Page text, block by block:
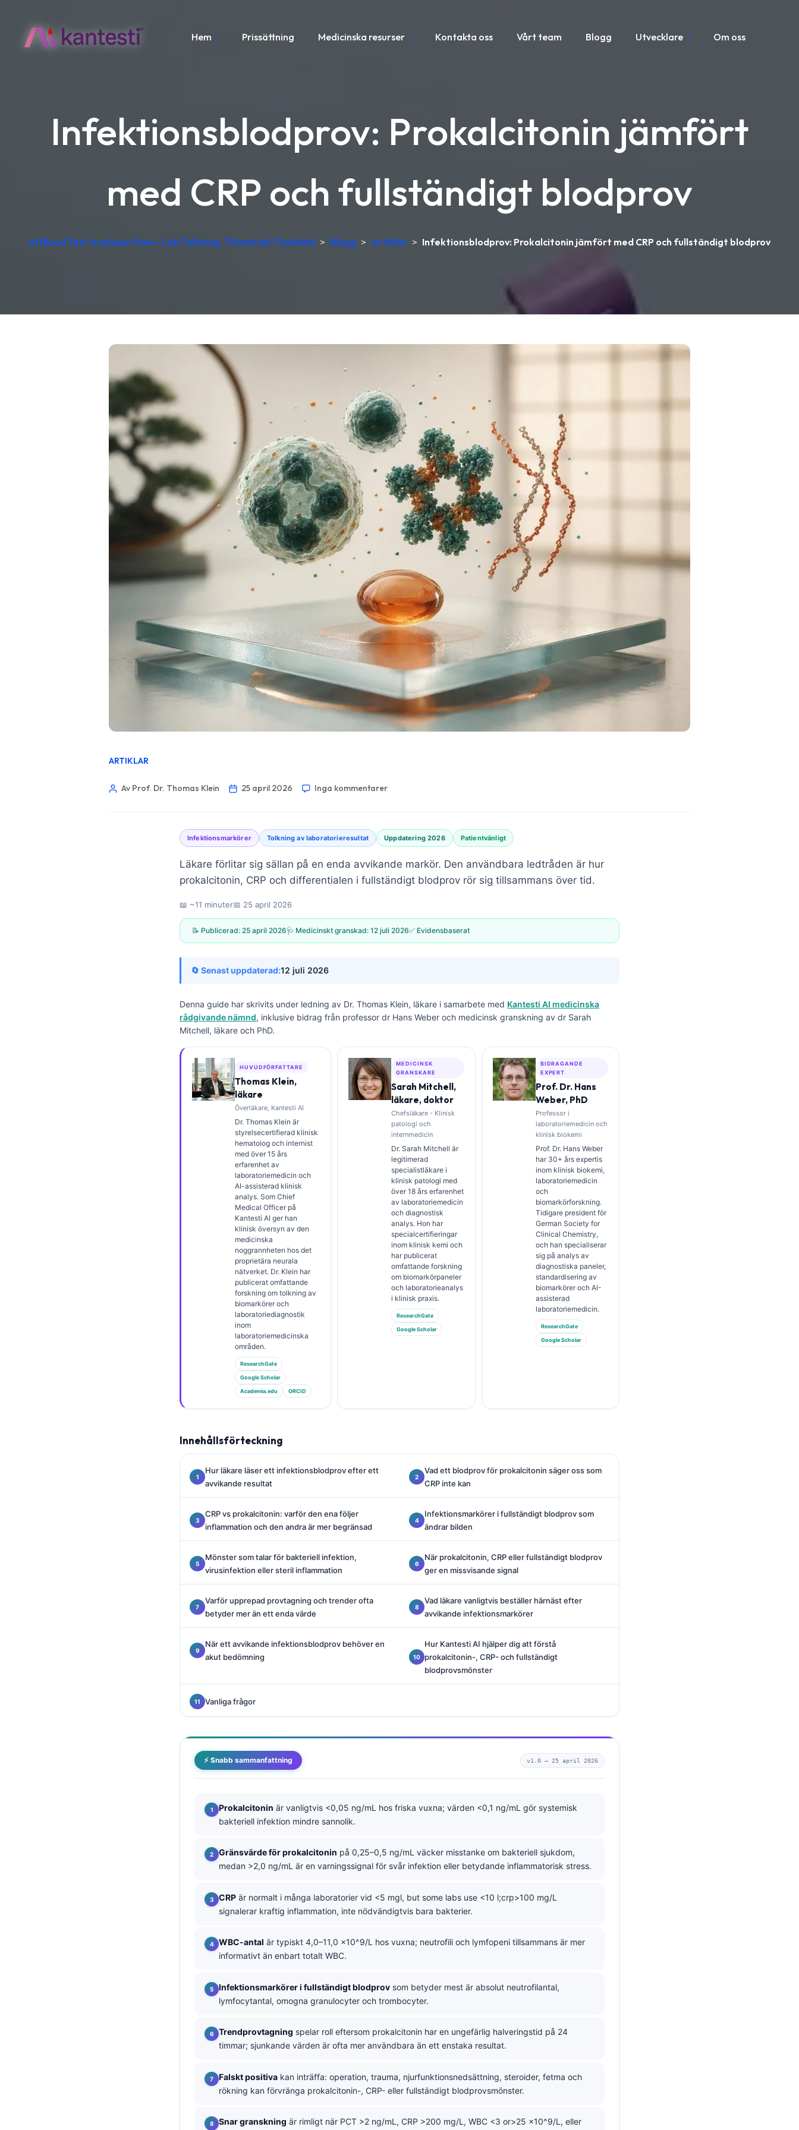
Hem Prissättning Medicinska resurser Kontakta oss Vårt team Blogg Utvecklare Om oss
Infektionsblodprov: Prokalcitonin jämfört
med CRP och fullständigt blodprov
AI Blood Test Analyzer Free – Lab Tolkning, Tillverkad i Tyskland > Blogg > Artiklar > Infektionsblodprov: Prokalcitonin jämfört med CRP och fullständigt blodprov
ARTIKLAR
Av Prof. Dr. Thomas Klein 25 april 2026 Inga kommentarer
Infektionsmarkörer Tolkning av laboratorieresultat Uppdatering 2026 Patientvänligt
Läkare förlitar sig sällan på en enda avvikande markör. Den användbara ledtråden är hur
prokalcitonin, CRP och differentialen i fullständigt blodprov rör sig tillsammans över tid.
📖 ~11 minuter📅 25 april 2026
📝 Publicerad: 25 april 2026🩺 Medicinskt granskad: 12 juli 2026✅ Evidensbaserat
🔄 Senast uppdaterad:12 juli 2026
Denna guide har skrivits under ledning av Dr. Thomas Klein, läkare i samarbete med Kantesti AI medicinska
rådgivande nämnd, inklusive bidrag från professor dr Hans Weber och medicinsk granskning av dr Sarah
Mitchell, läkare och PhD.
HUVUDFÖRFATTARE
Thomas Klein,
läkare
Överläkare, Kantesti AI
Dr. Thomas Klein är
styrelsecertifierad klinisk
hematolog och internist
med över 15 års
erfarenhet av
laboratoriemedicin och
AI-assisterad klinisk
analys. Som Chief
Medical Officer på
Kantesti AI ger han
klinisk översyn av den
medicinska
noggrannheten hos det
proprietära neurala
nätverket. Dr. Klein har
publicerat omfattande
forskning om tolkning av
biomarkörer och
laboratoriediagnostik
inom
laboratoriemedicinska
områden.
ResearchGate
Google Scholar
Academia.edu ORCID
MEDICINSK
GRANSKARE
Sarah Mitchell,
läkare, doktor
Chefsläkare - Klinisk
patologi och
internmedicin
Dr. Sarah Mitchell är
legitimerad
specialistläkare i
klinisk patologi med
över 18 års erfarenhet
av laboratoriemedicin
och diagnostisk
analys. Hon har
specialcertifieringar
inom klinisk kemi och
har publicerat
omfattande forskning
om biomarkörpaneler
och laboratorieanalys
i klinisk praxis.
ResearchGate
Google Scholar
BIDRAGANDE
EXPERT
Prof. Dr. Hans
Weber, PhD
Professor i
laboratoriemedicin och
klinisk biokemi
Prof. Dr. Hans Weber
har 30+ års expertis
inom klinisk biokemi,
laboratoriemedicin
och
biomarkörforskning.
Tidigare president för
German Society for
Clinical Chemistry,
och han specialiserar
sig på analys av
diagnostiska paneler,
standardisering av
biomarkörer och AI-
assisterad
laboratoriemedicin.
ResearchGate
Google Scholar
Innehållsförteckning
Hur läkare läser ett infektionsblodprov efter ett
avvikande resultat
Vad ett blodprov för prokalcitonin säger oss som
CRP inte kan
CRP vs prokalcitonin: varför den ena följer
inflammation och den andra är mer begränsad
Infektionsmarkörer i fullständigt blodprov som
ändrar bilden
Mönster som talar för bakteriell infektion,
virusinfektion eller steril inflammation
När prokalcitonin, CRP eller fullständigt blodprov
ger en missvisande signal
Varför upprepad provtagning och trender ofta
betyder mer än ett enda värde
Vad läkare vanligtvis beställer härnäst efter
avvikande infektionsmarkörer
När ett avvikande infektionsblodprov behöver en
akut bedömning
Hur Kantesti AI hjälper dig att förstå
prokalcitonin-, CRP- och fullständigt
blodprovsmönster
Vanliga frågor
⚡ Snabb sammanfattning v1.0 — 25 april 2026
Prokalcitonin är vanligtvis <0,05 ng/mL hos friska vuxna; värden <0,1 ng/mL gör systemisk
bakteriell infektion mindre sannolik.
Gränsvärde för prokalcitonin på 0,25–0,5 ng/mL väcker misstanke om bakteriell sjukdom,
medan >2,0 ng/mL är en varningssignal för svår infektion eller betydande inflammatorisk stress.
CRP är normalt i många laboratorier vid <5 mgl, but some labs use <10 l;crp>100 mg/L
signalerar kraftig inflammation, inte nödvändigtvis bara bakterier.
WBC-antal är typiskt 4,0–11,0 x10^9/L hos vuxna; neutrofili och lymfopeni tillsammans är mer
informativt än enbart totalt WBC.
Infektionsmarkörer i fullständigt blodprov som betyder mest är absolut neutrofilantal,
lymfocytantal, omogna granulocyter och trombocyter.
Trendprovtagning spelar roll eftersom prokalcitonin har en ungefärlig halveringstid på 24
timmar; sjunkande värden är ofta mer användbara än ett enstaka resultat.
Falskt positiva kan inträffa: operation, trauma, njurfunktionsnedsättning, steroider, fetma och
rökning kan förvränga prokalcitonin-, CRP- eller fullständigt blodprovsmönster.
Snar granskning är rimligt när PCT >2 ng/mL, CRP >200 mg/L, WBC <3 or>25 x10^9/L, eller